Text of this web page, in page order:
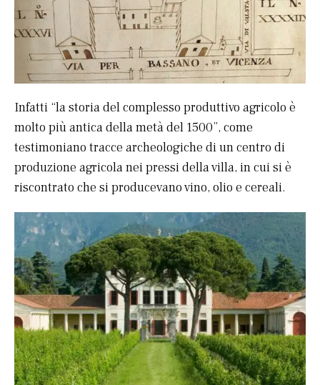
Infatti “la storia del complesso produttivo agricolo è
molto più antica della metà del 1500”, come
testimoniano tracce archeologiche di un centro di
produzione agricola nei pressi della villa, in cui si è
riscontrato che si producevano vino, olio e cereali.